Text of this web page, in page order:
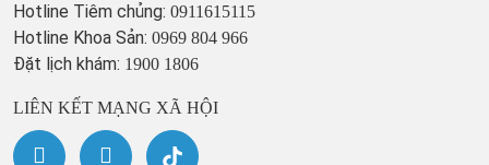
Hotline Tiêm chủng: 0911615115
Hotline Khoa Sản: 0969 804 966
Đặt lịch khám: 1900 1806
LIÊN KẾT MẠNG XÃ HỘI